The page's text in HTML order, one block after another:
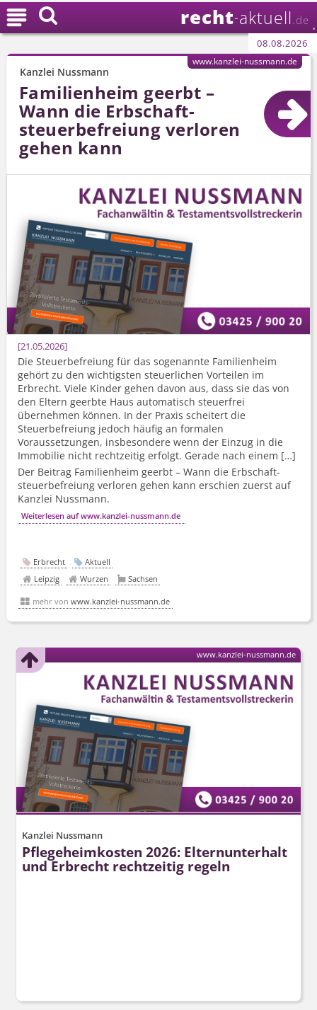
recht-aktuell .de
08.08.2026

Kanzlei Nussmann
Familienheim geerbt –
Wann die Erbschaft­
steuerbefreiung verloren
gehen kann
21.05.2026
Die Steuerbefreiung für das sogenannte Familienheim
gehört zu den wichtigsten steuerlichen Vorteilen im
Erbrecht. Viele Kinder gehen davon aus, dass sie das von
den Eltern geerbte Haus automatisch steuerfrei
übernehmen können. In der Praxis scheitert die
Steuerbefreiung jedoch häufig an formalen
Voraussetzungen, insbesondere wenn der Einzug in die
Immobilie nicht rechtzeitig erfolgt. Gerade nach einem […]
Der Beitrag Familienheim geerbt – Wann die Erbschaft­
steuerbefreiung verloren gehen kann erschien zuerst auf
Kanzlei Nussmann.
Weiterlesen auf www.kanzlei-nussmann.de
www.kanzlei-nussmann.de
Erbrecht
Aktuell
Leipzig
Wurzen Sachsen
mehr vonwww.kanzlei-nussmann.de
Kanzlei Nussmann
Pflegeheimkosten 2026: Elternunterhalt
und Erbrecht rechtzeitig regeln
www.kanzlei-nussmann.de